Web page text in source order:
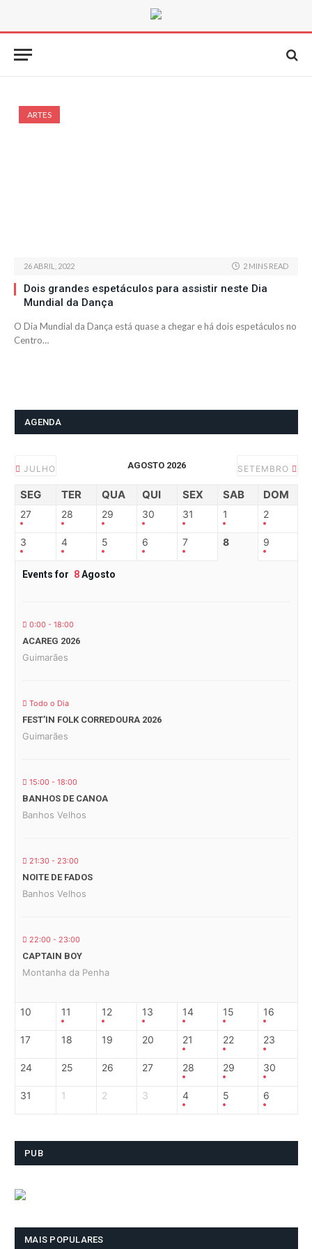
ARTES
26 ABRIL, 2022 2 MINS READ
Dois grandes espetáculos para assistir neste Dia
Mundial da Dança
O Dia Mundial da Dança está quase a chegar e há dois espetáculos no
Centro…
AGENDA
JULHO AGOSTO 2026 SETEMBRO
SEG TER QUA QUI SEX SAB DOM
27 28 29 30 31 1 2
3 4 5 6 7 8 9
Events for 8Agosto
0:00 - 18:00
ACAREG 2026
Guimarães
Todo o Dia
FEST’IN FOLK CORREDOURA 2026
Guimarães
15:00 - 18:00
BANHOS DE CANOA
Banhos Velhos
21:30 - 23:00
NOITE DE FADOS
Banhos Velhos
22:00 - 23:00
CAPTAIN BOY
Montanha da Penha
10 11 12 13 14 15 16
17 18 19 20 21 22 23
24 25 26 27 28 29 30
31 1 2 3 4 5 6
PUB
MAIS POPULARES